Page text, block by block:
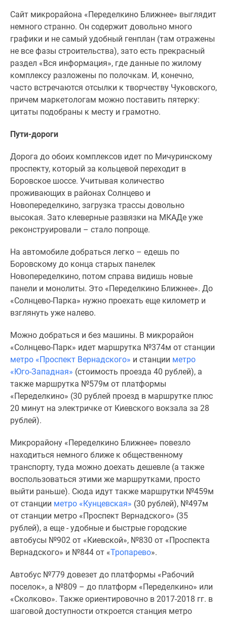
поселки
водоема
Коттеджные
поселки
ипотеку
Бизнес-
центры
Скидки
акции
Макс
Сайт микрорайона «Переделкино Ближнее» выглядит
немного странно. Он содержит довольно много
графики и не самый удобный генплан (там отражены
не все фазы строительства), зато есть прекрасный
раздел «Вся информация», где данные по жилому
комплексу разложены по полочкам. И, конечно,
часто встречаются отсылки к творчеству Чуковского,
причем маркетологам можно поставить пятерку:
цитаты подобраны к месту и грамотно.
Пути-дороги
Дорога до обоих комплексов идет по Мичуринскому
проспекту, который за кольцевой переходит в
Боровское шоссе. Учитывая количество
проживающих в районах Солнцево и
Новопеределкино, загрузка трассы довольно
высокая. Зато клеверные развязки на МКАДе уже
реконструировали – стало попроще.
На автомобиле добраться легко – едешь по
Боровскому до конца старых панелек
Новопеределкино, потом справа видишь новые
панели и монолиты. Это «Переделкино Ближнее». До
«Солнцево-Парка» нужно проехать еще километр и
взглянуть уже налево.
Можно добраться и без машины. В микрорайон
«Солнцево-Парк» идет маршрутка №374м от станции
метро «Проспект Вернадского» и станции метро
«Юго-Западная» (стоимость проезда 40 рублей), а
также маршрутка №579м от платформы
«Переделкино» (30 рублей проезд в маршрутке плюс
20 минут на электричке от Киевского вокзала за 28
рублей).
Микрорайону «Переделкино Ближнее» повезло
находиться немного ближе к общественному
транспорту, туда можно доехать дешевле (а также
воспользоваться этими же маршрутками, просто
выйти раньше). Сюда идут также маршрутки №459м
от станции метро «Кунцевская» (30 рублей), №497м
от станции метро «Проспект Вернадского» (35
рублей), а еще - удобные и быстрые городские
автобусы №902 от «Киевской», №830 от «Проспекта
Вернадского» и №844 от «Тропарево».
Автобус №779 довезет до платформы «Рабочий
поселок», а №809 – до платформ «Переделкино» или
«Сколково». Также ориентировочно в 2017-2018 гг. в
шаговой доступности откроется станция метро